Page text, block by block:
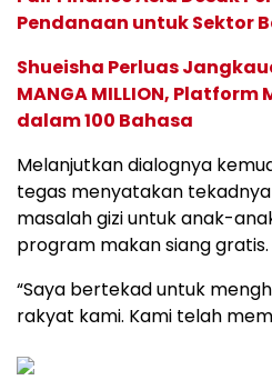
Pendanaan untuk Sektor
Shueisha Perluas
MANGA MILLION,
dalam 100 Bahasa
Melanjutkan dialognya
tegas menyatakan
masalah gizi untuk anak-
program makan siang gratis.
“Saya bertekad untuk
rakyat kami. Kami telah